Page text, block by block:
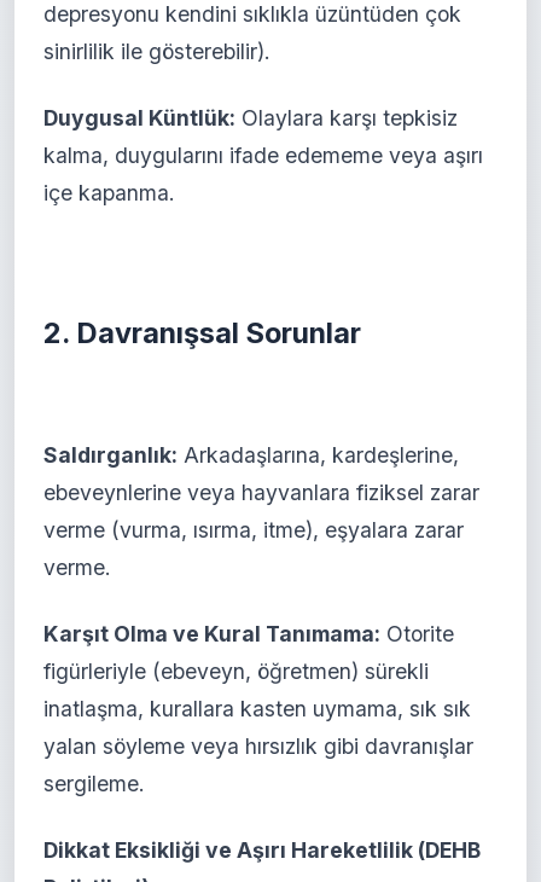
depresyonu kendini sıklıkla üzüntüden çok
sinirlilik ile gösterebilir).
Duygusal Küntlük: Olaylara karşı tepkisiz
kalma, duygularını ifade edememe veya aşırı
içe kapanma.
2. Davranışsal Sorunlar
Saldırganlık: Arkadaşlarına, kardeşlerine,
ebeveynlerine veya hayvanlara fiziksel zarar
verme (vurma, ısırma, itme), eşyalara zarar
verme.
Karşıt Olma ve Kural Tanımama: Otorite
figürleriyle (ebeveyn, öğretmen) sürekli
inatlaşma, kurallara kasten uymama, sık sık
yalan söyleme veya hırsızlık gibi davranışlar
sergileme.
Dikkat Eksikliği ve Aşırı Hareketlilik (DEHB